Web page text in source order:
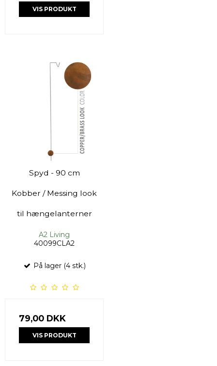
VIS PRODUKT
Spyd - 90 cm
Kobber / Messing look
til hængelanterner
A2 Living
40099CLA2
På lager (4 stk.)
79,00 DKK
VIS PRODUKT